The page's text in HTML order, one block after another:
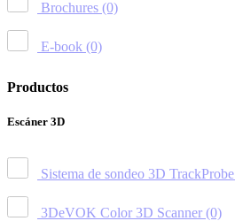
Brochures (0)
E-book (0)
Productos
Escáner 3D
Sistema de sondeo 3D TrackProbe
3DeVOK Color 3D Scanner (0)